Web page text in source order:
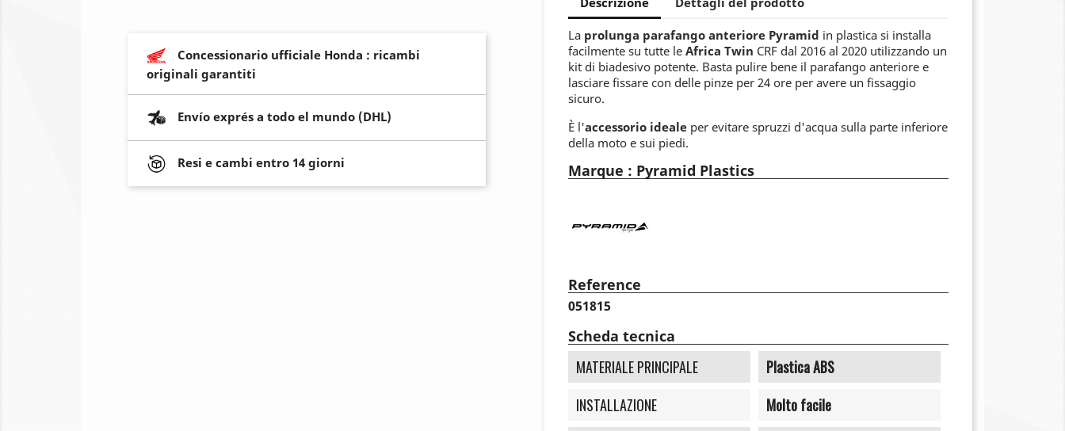
Concessionario ufficiale Honda : ricambi
originali garantiti
Envío exprés a todo el mundo (DHL)
Resi e cambi entro 14 giorni
La prolunga parafango anteriore Pyramid in plastica si installa
facilmente su tutte le Africa Twin CRF dal 2016 al 2020 utilizzando un
kit di biadesivo potente. Basta pulire bene il parafango anteriore e
lasciare fissare con delle pinze per 24 ore per avere un fissaggio
sicuro.
È l'accessorio ideale per evitare spruzzi d'acqua sulla parte inferiore
della moto e sui piedi.
Marque : Pyramid Plastics
Reference
051815
Scheda tecnica
MATERIALE PRINCIPALE
Plastica ABS
INSTALLAZIONE
Molto facile